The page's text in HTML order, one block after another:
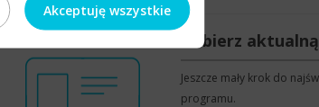
Pobierz
Jeszcze mały krok do
programu.
Akceptuję wszystkie